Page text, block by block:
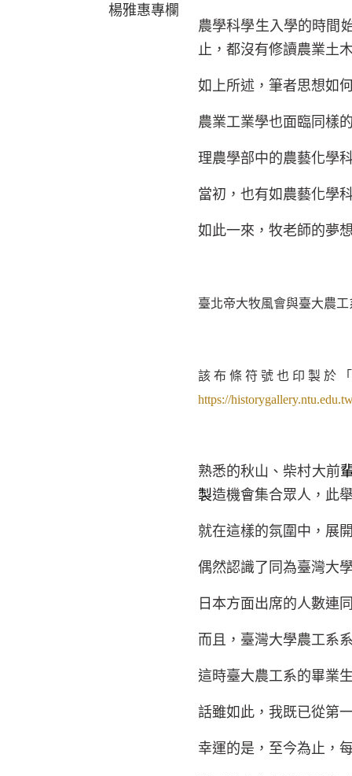
楊雅惠專欄
農學科學生入學的時間
止，都沒有修讀農業土
如上所述，筆者思想如
農業工業學也面臨同樣
理農學部中的農藝化學
當初，也有如農藝化學
如此一來，牧老師的夢
臺北帝大牧風會與臺大農
該布條符號也印製於
https://
熟悉的秋山、柴村大前
製造機會集合眾人，此
就在這樣的氛圍中，展
偶然認識了同為臺灣大
日本方面出席的人數連
而且，臺灣大學農工系
這時臺大農工系的畢業
話雖如此，我既已從第
幸運的是，至今為止，